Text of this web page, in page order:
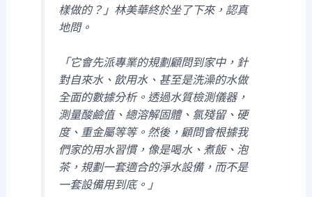
樣做的？」林美華終於坐了下來，認真
地問。
「它會先派專業的規劃顧問到家中，針
對自來水、飲用水、甚至是洗澡的水做
全面的數據分析。透過水質檢測儀器，
測量酸鹼值、總溶解固體、氯殘留、硬
度、重金屬等等。然後，顧問會根據我
們家的用水習慣，像是喝水、煮飯、泡
茶，規劃一套適合的淨水設備，而不是
一套設備用到底。」